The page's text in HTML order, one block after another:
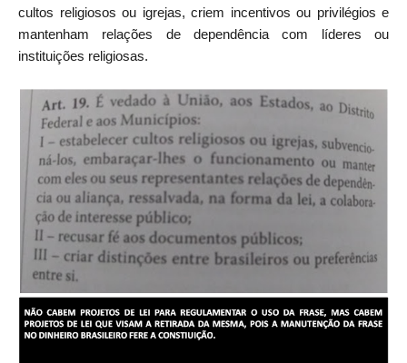
cultos religiosos ou igrejas, criem incentivos ou privilégios e
mantenham relações de dependência com líderes ou
instituições religiosas.